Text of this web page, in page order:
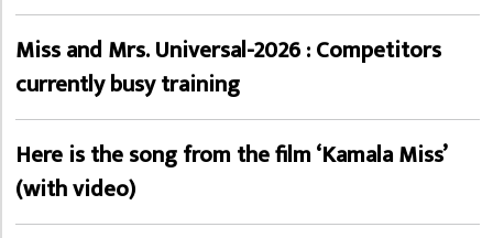
Miss and Mrs. Universal-2026 : Competitors
currently busy training
Here is the song from the film ‘Kamala Miss’
(with video)